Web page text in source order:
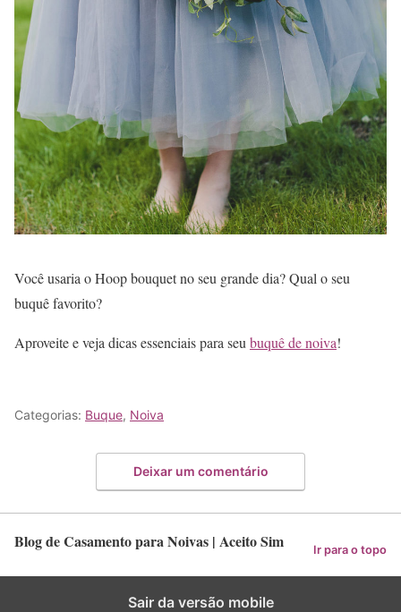
Você usaria o Hoop bouquet no seu grande dia? Qual o seu
buquê favorito?
Aproveite e veja dicas essenciais para seubuquê de noiva!
Categorias: Buque, Noiva
Deixar um comentário
Blog de Casamento para Noivas | Aceito Sim Ir para o topo
Sair da versão mobile